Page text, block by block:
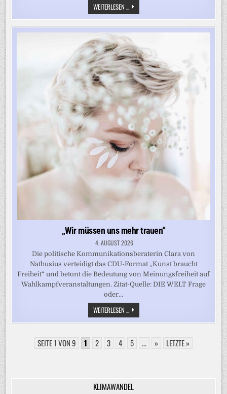
WEITERLESEN ... NEUER
„LUCKY
LUKE“:
ER
IST
EIN
EINSAMER
KUHHIRTE,
WEIT
WEG
VON
ZU
HAUSE
„Wir müssen uns mehr trauen“
4. AUGUST 2026
Die politische Kommunikationsberaterin Clara von
Nathusius verteidigt das CDU-Format „Kunst braucht
Freiheit“ und betont die Bedeutung von Meinungsfreiheit auf
Wahlkampfveranstaltungen. Zitat-Quelle: DIE WELT Frage
oder…
WEITERLESEN ... „WIR
MÜSSEN
UNS
SEITE 1 VON 9 1 2 3 4 5 ... » LETZTE »
KLIMAWANDEL